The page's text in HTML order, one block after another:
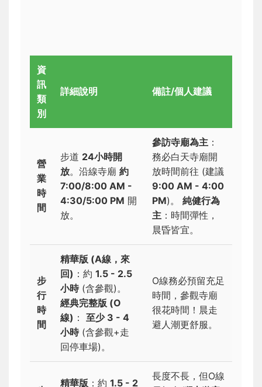
資
訊
類
別
詳細說明 備註/個人建議
營
業
時
間
步道 24小時開
放。沿線寺廟 約
7:00/8:00 AM -
4:30/5:00 PM 開
放。
參訪寺廟為主 ：
務必白天寺廟開
放時間前往 (建議
9:00 AM - 4:00
PM)。 純健行為
主 ：時間彈性，
晨昏皆宜。
步
行
時
間
精華版 (A線，來
回) ：約 1.5 - 2.5
小時(含參觀)。
經典完整版 (O
線) ： 至少 3 - 4
小時(含參觀+走
回停車場)。
O線務必預留充足
時間，參觀寺廟
很花時間！晨走
避人潮更舒服。
精華版 ：約 1.5 - 2
長度不長，但O線